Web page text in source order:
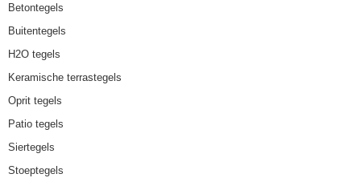
Betontegels
Buitentegels
H2O tegels
Keramische terrastegels
Oprit tegels
Patio tegels
Siertegels
Stoeptegels